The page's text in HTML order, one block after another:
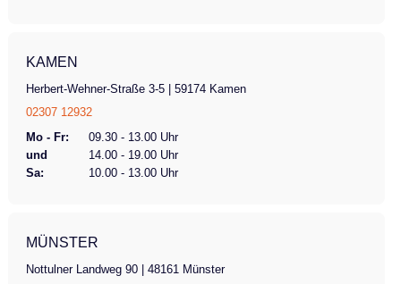
KAMEN
Herbert-Wehner-Straße 3-5 | 59174 Kamen
02307 12932
Mo - Fr:
09.30 - 13.00 Uhr
und
14.00 - 19.00 Uhr
Sa:
10.00 - 13.00 Uhr
MÜNSTER
Nottulner Landweg 90 | 48161 Münster